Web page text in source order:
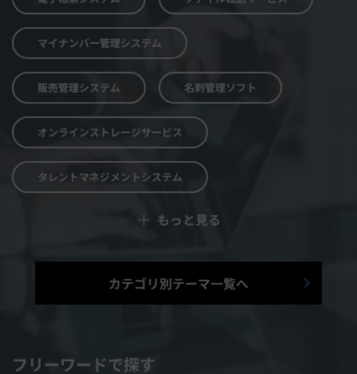
マイナンバー管理システム
販売管理システム 名刺管理ソフト
オンラインストレージサービス
タレントマネジメントシステム
Web面接システム
シフト管理システム
契約書レビューシステム
＋ もっと見る
カテゴリ別テーマ一覧へ
フリーワードで探す